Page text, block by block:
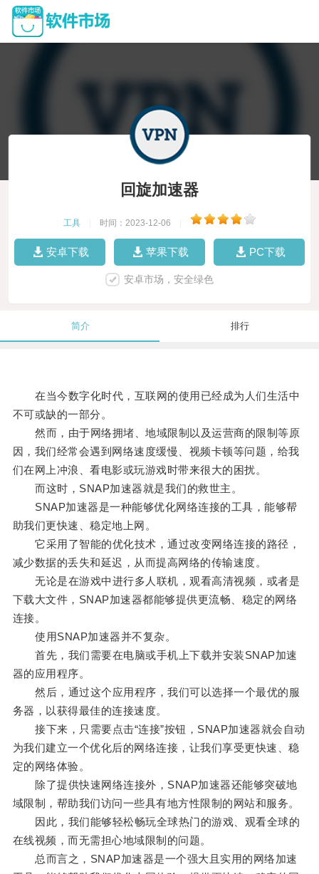
回旋加速器
工具 时间：2023-12-06
安卓下载 苹果下载 PC下载
安卓市场，安全绿色
简介 排行
在当今数字化时代，互联网的使用已经成为人们生活中
不可或缺的一部分。
然而，由于网络拥堵、地域限制以及运营商的限制等原
因，我们经常会遇到网络速度缓慢、视频卡顿等问题，给我
们在网上冲浪、看电影或玩游戏时带来很大的困扰。
而这时，SNAP加速器就是我们的救世主。
SNAP加速器是一种能够优化网络连接的工具，能够帮
助我们更快速、稳定地上网。
它采用了智能的优化技术，通过改变网络连接的路径，
减少数据的丢失和延迟，从而提高网络的传输速度。
无论是在游戏中进行多人联机，观看高清视频，或者是
下载大文件，SNAP加速器都能够提供更流畅、稳定的网络
连接。
使用SNAP加速器并不复杂。
首先，我们需要在电脑或手机上下载并安装SNAP加速
器的应用程序。
然后，通过这个应用程序，我们可以选择一个最优的服
务器，以获得最佳的连接速度。
接下来，只需要点击“连接”按钮，SNAP加速器就会自动
为我们建立一个优化后的网络连接，让我们享受更快速、稳
定的网络体验。
除了提供快速网络连接外，SNAP加速器还能够突破地
域限制，帮助我们访问一些具有地方性限制的网站和服务。
因此，我们能够轻松畅玩全球热门的游戏、观看全球的
在线视频，而无需担心地域限制的问题。
总而言之，SNAP加速器是一个强大且实用的网络加速